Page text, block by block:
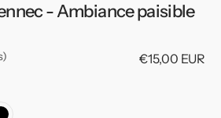
- Ambiance paisible
Prix
€15,00 EUR